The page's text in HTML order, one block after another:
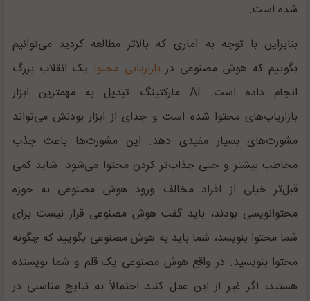
شده است.
بنابراین با توجه به آماری که بالاتر مطالعه کردید می‌توانیم
بگوییم که هوش مصنوعی در بازاریابی محتوا یک انقلاب بزرگ
انجام داده است. AI مارکتینگ تبدیل به مهمترین ابزار
بازاریاب‌های محتوا شده است و جدای از ابزار بودنش می‌تواند
مشورت‌های بسیار مفیدی دهد. این مشورت‌ها باعث جذب
مخاطب بیشتر و حتی جذاب‌تر کردن محتوا می‌شود. شاید کمی
قبل‌تر خیلی از افراد مخالف ورود هوش مصنوعی به حوزه
محتوا‌نویسی بودند، باید گفت هوش مصنوعی قرار نیست برای
شما محتوا بنویسد، شما باید به هوش مصنوعی بگویید که چگونه
محتوا بنویسید. در واقع هوش مصنوعی یک قلم و شما نویسنده
هستید، اگر غیر از این عمل کنید احتمالاً به نتایج مناسبی در